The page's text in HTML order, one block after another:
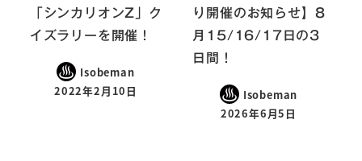
「シンカリオンZ」ク
イズラリーを開催！
Isobeman
2022年2月10日
り開催のお知らせ】8
月15/16/17日の3
日間！
Isobeman
2026年6月5日